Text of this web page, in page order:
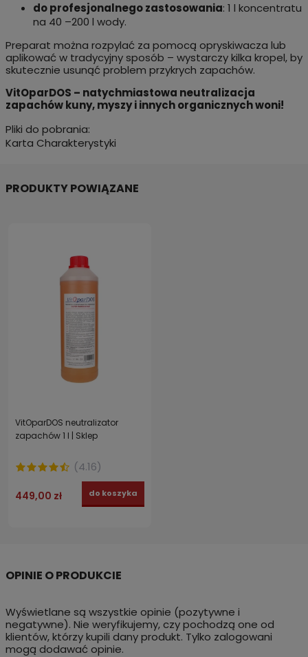
do profesjonalnego zastosowania: 1 l koncentratu
na 40 –200 l wody.
Preparat można rozpylać za pomocą opryskiwacza lub
aplikować w tradycyjny sposób – wystarczy kilka kropel, by
skutecznie usunąć problem przykrych zapachów.
VitOparDOS – natychmiastowa neutralizacja
zapachów kuny, myszy i innych organicznych woni!
Pliki do pobrania:
Karta Charakterystyki
PRODUKTY POWIĄZANE
VitOparDOS neutralizator
zapachów 1 l | Sklep
(4.16)
449,00 zł do koszyka
Wyświetlane są wszystkie opinie (pozytywne i
negatywne). Nie weryfikujemy, czy pochodzą one od
klientów, którzy kupili dany produkt. Tylko zalogowani
mogą dodawać opinie.